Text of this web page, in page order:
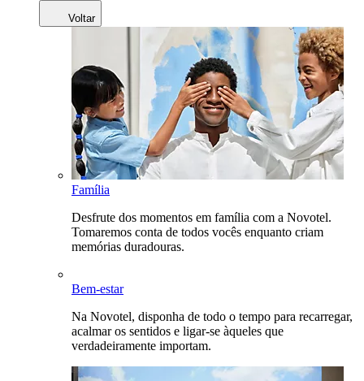
Voltar
Família
Desfrute dos momentos em família com a Novotel.
Tomaremos conta de todos vocês enquanto criam
memórias duradouras.
Bem-estar
Na Novotel, disponha de todo o tempo para recarregar,
acalmar os sentidos e ligar-se àqueles que
verdadeiramente importam.